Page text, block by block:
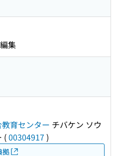
集
育センター チバケン ソウ
(00304917 )
拠